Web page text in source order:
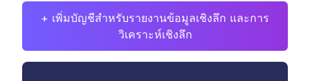
+ เพิ่มบัญชีสำหรับรายงานข้อมูลเชิงลึก และการ
วิเคราะห์เชิงลึก